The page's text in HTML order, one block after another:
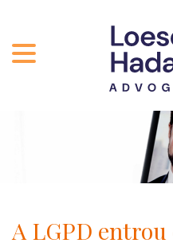
INCLUSÃO E DIVERSIDADE
PRÊMIOS
CARREIRA
A LGPD